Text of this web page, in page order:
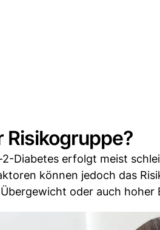
Diabetes erfolgt meist
können jedoch das
oder auch hoher